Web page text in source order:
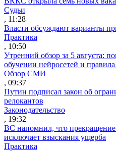
Судьи
, 11:28
Власти обсуждают варианты
Практика
, 10:50
Утренний обзор за 5 августа:
обучении нейросетей и
Обзор СМИ
, 09:37
Путин подписал закон об
релокантов
Законодательство
, 19:32
ВС напомнил, что прекращение
исключает взыскания ущерба
Практика